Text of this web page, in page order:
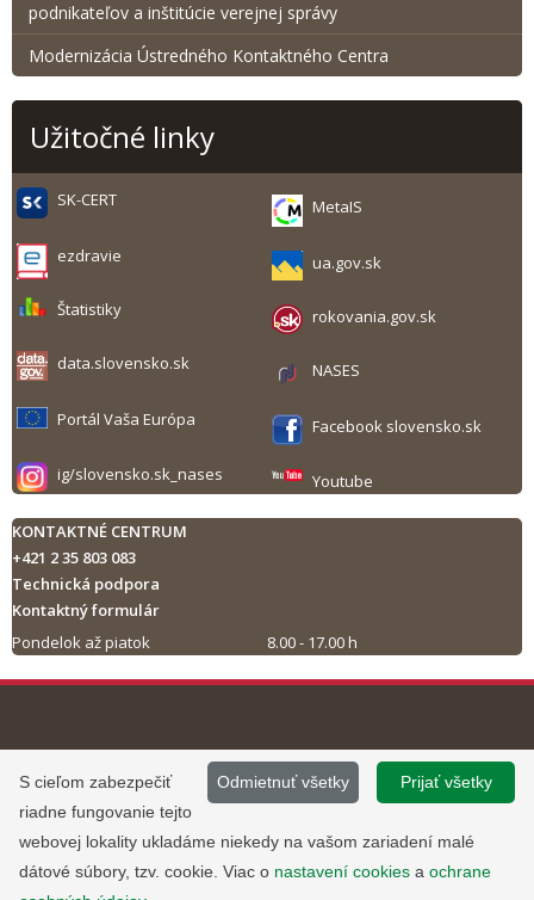
podnikateľov a inštitúcie verejnej správy
Modernizácia Ústredného Kontaktného Centra
Užitočné linky
SK-CERT MetaIS
ezdravie ua.gov.sk
Štatistiky rokovania.gov.sk
data.slovensko.sk NASES
Portál Vaša Európa Facebook slovensko.sk
ig/slovensko.sk_nases Youtube
KONTAKTNÉ CENTRUM
+421 2 35 803 083
Technická podpora
Kontaktný formulár
Pondelok až piatok
8.00 - 17.00 h
Tlač obsahu
©2013 - 2026, Slovensko.sk
Informácie zverejnené na portáli
majú informatívny charakter.
Prevádzku stránky
www.slovensko.sk a správu jej
obsahu zabezpečuje
Prijať všetky
Odmietnuť všetky
S cieľom zabezpečiť
riadne fungovanie tejto
webovej lokality ukladáme niekedy na vašom zariadení malé
dátové súbory, tzv. cookie. Viac o nastavení cookies a ochrane